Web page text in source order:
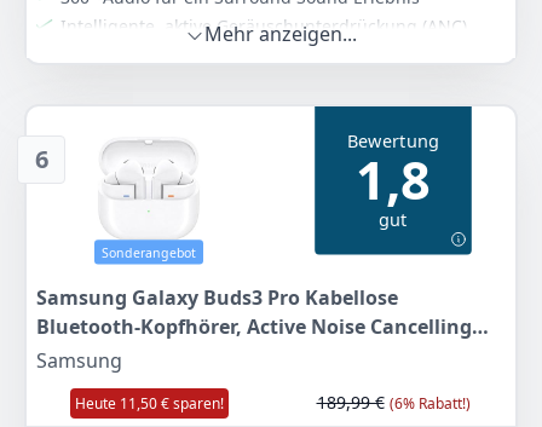
Intelligente, aktive Geräuschunterdrückung (ANC)
Angenehme Form für hohen Tragekomfort und
Farbe Gewicht
Graphite 54,4 g
169
Anzeigen
Mehr anzeigen...
6
Sonderangebot
Bewertung
1,8
gut
Samsung Galaxy Buds3 Pro Kabellose
Bluetooth-Kopfhörer, Active Noise Cancelling
(ANC), Adaptive Geräuschunterdrückung, 360
Audio, In-Ear-Kopfhörer mit Hi-Fi-Sound, White,
Inkl. Anymode Clear Cover
Samsung
Heute 11,50 € sparen! 189,99 € (6% Rabatt!)